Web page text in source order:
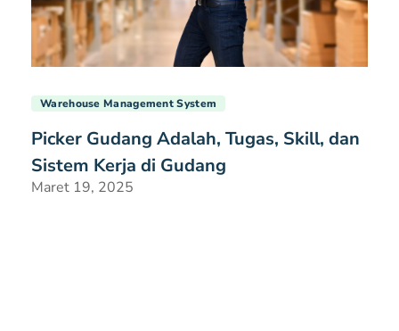
Warehouse Management System
Picker Gudang Adalah, Tugas, Skill, dan
Sistem Kerja di Gudang
Maret 19, 2025